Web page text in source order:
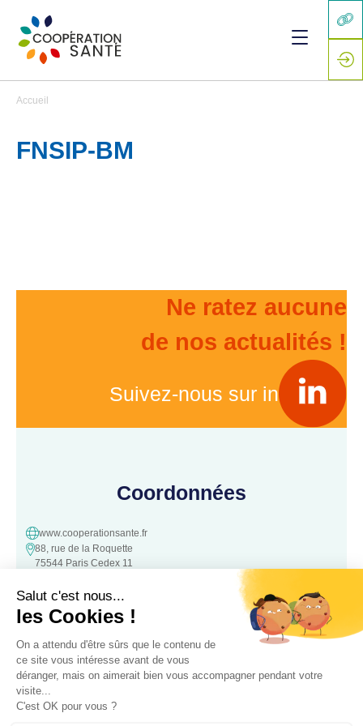
Accueil
FNSIP-BM
Ne ratez aucune
de nos actualités !
Suivez-nous sur in
Coordonnées
www.cooperationsante.fr
88, rue de la Roquette
75544 Paris Cedex 11
Contact
Une question, une suggestion ?
N’hésitez pas à nous contacter :
Contacter nous